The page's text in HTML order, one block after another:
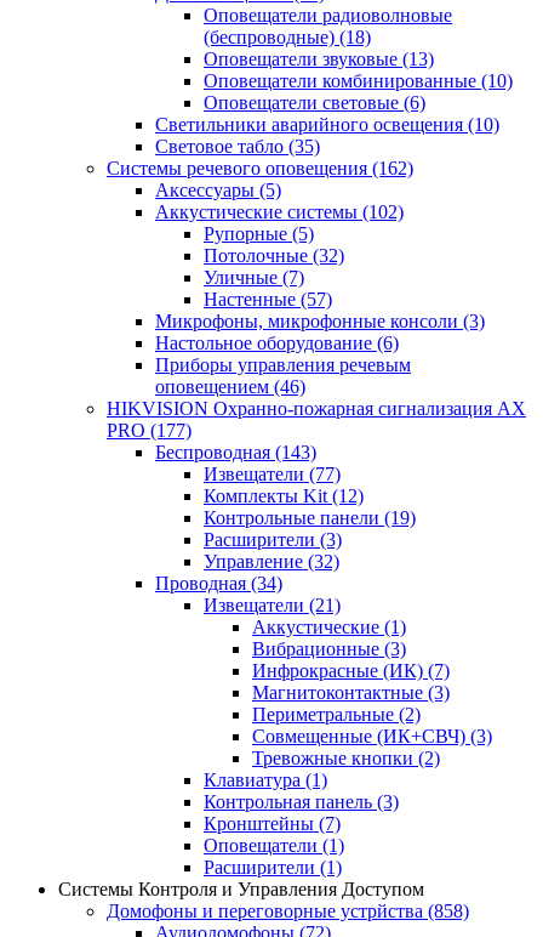
Оповещатели радиоволновые
(беспроводные) (18)
Оповещатели звуковые (13)
Оповещатели комбинированные (10)
Оповещатели световые (6)
Светильники аварийного освещения (10)
Световое табло (35)
Системы речевого оповещения (162)
Аксессуары (5)
Аккустические системы (102)
Рупорные (5)
Потолочные (32)
Уличные (7)
Настенные (57)
Микрофоны, микрофонные консоли (3)
Настольное оборудование (6)
Приборы управления речевым
оповещением (46)
HIKVISION Охранно-пожарная сигнализация AX
PRO (177)
Беспроводная (143)
Извещатели (77)
Комплекты Kit (12)
Контрольные панели (19)
Расширители (3)
Управление (32)
Проводная (34)
Извещатели (21)
Аккустические (1)
Вибрационные (3)
Инфрокрасные (ИК) (7)
Магнитоконтактные (3)
Периметральные (2)
Совмещенные (ИК+СВЧ) (3)
Тревожные кнопки (2)
Клавиатура (1)
Контрольная панель (3)
Кронштейны (7)
Оповещатели (1)
Расширители (1)
Системы Контроля и Управления Доступом
Домофоны и переговорные устрйства (858)
Аудиодомофоны (72)